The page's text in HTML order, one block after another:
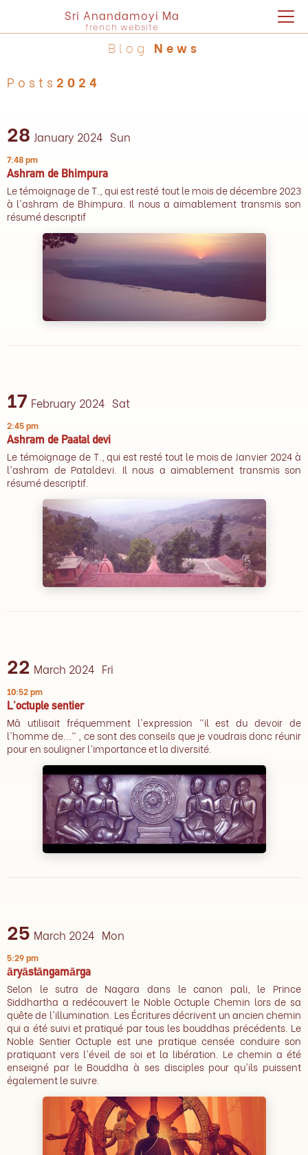
Sri Anandamoyi Ma
french website
Blog News
Posts 2024
28 January 2024 Sun
7:48 pm
Ashram de Bhimpura
Le témoignage de T., qui est resté tout le mois de décembre 2023
à l'ashram de Bhimpura. Il nous a aimablement transmis son
résumé descriptif
17 February 2024 Sat
2:45 pm
Ashram de Paatal devi
Le témoignage de T., qui est resté tout le mois de Janvier 2024 à
l'ashram de Pataldevi. Il nous a aimablement transmis son
résumé descriptif.
22 March 2024 Fri
10:52 pm
L'octuple sentier
Mâ utilisait fréquemment l'expression "il est du devoir de
l'homme de..." , ce sont des conseils que je voudrais donc réunir
pour en souligner l'importance et la diversité.
25 March 2024 Mon
5:29 pm
āryāstāngamārga
Selon le sutra de Nagara dans le canon pali, le Prince
Siddhartha a redécouvert le Noble Octuple Chemin lors de sa
quête de l'illumination. Les Écritures décrivent un ancien chemin
qui a été suivi et pratiqué par tous les bouddhas précédents. Le
Noble Sentier Octuple est une pratique censée conduire son
pratiquant vers l'éveil de soi et la libération. Le chemin a été
enseigné par le Bouddha à ses disciples pour qu'ils puissent
également le suivre.